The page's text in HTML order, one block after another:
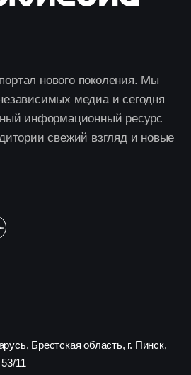
нового поколения. Мы
медиа и сегодня
информационный ресурс
свежий взгляд и новые
Брестская область, г. Пинск,
11